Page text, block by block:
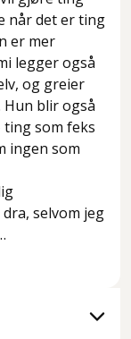
når det er ting
er mer
legger også
og greier
blir også
som feks
ingen som
selvom jeg